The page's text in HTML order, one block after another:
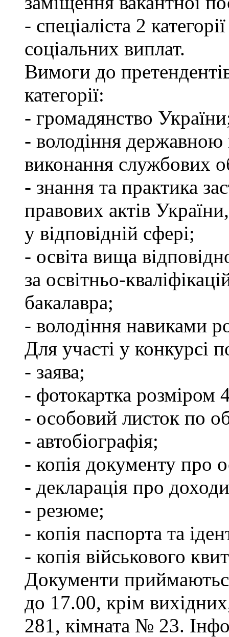
- спеціаліста 2
соціальних виплат.
Вимоги до
категорії:
- громадянство
- володіння державною
виконання службових
- знання та практика
правових актів
у відповідній сфері;
- освіта вища
за освітньо-
бакалавра;
- володіння навиками
Для участі у конкурсі
- заява;
- фотокартка розміром
- особовий листок по
- автобіографія;
- копія документу про
- декларація про
- резюме;
- копія паспорта та
- копія військового
Документи
до 17.00, крім
281, кімната № 23.